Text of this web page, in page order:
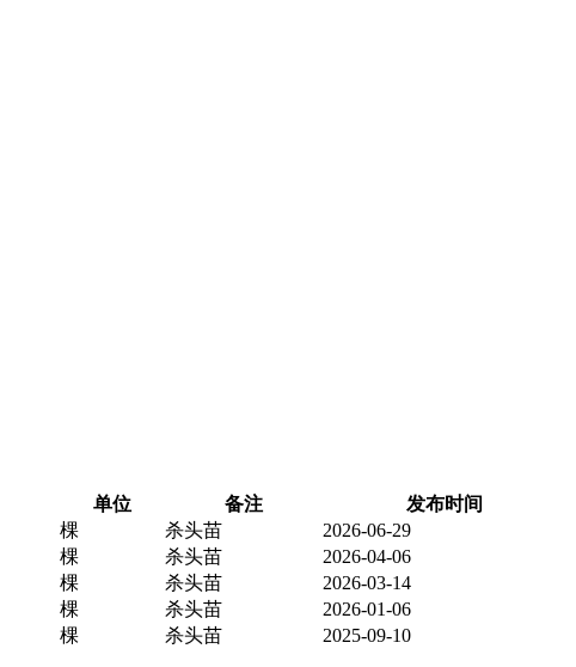
单位 备注
发布时间
棵 杀头苗
2026-06-29
棵 杀头苗
2026-04-06
棵 杀头苗
2026-03-14
棵 杀头苗
2026-01-06
棵 杀头苗 2025-09-10